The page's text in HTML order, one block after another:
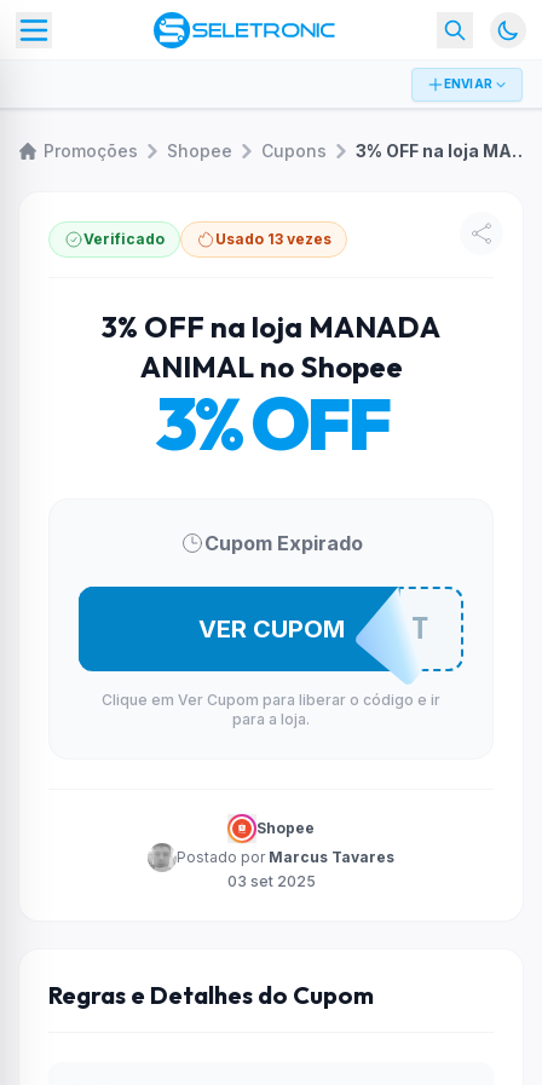
ENVIAR
Promoções Shopee Cupons 3% OFF na loja MANADA ANIMAL no Shopee
Verificado Usado 13 vezes
3% OFF na loja MANADA
ANIMAL no Shopee
3% OFF
Cupom Expirado
MANADASET
VER CUPOM
Clique em Ver Cupom para liberar o código e ir
para a loja.
Shopee
Postado por Marcus Tavares
03 set 2025
Regras e Detalhes do Cupom